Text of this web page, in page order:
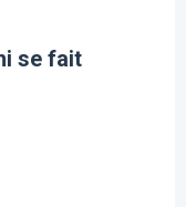
se fait